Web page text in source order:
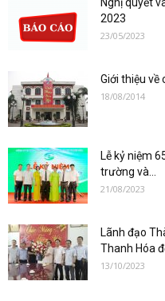
2023
23/05/2023
Giới thiệu về
18/08/2014
Lễ kỷ niệm
trường và...
21/08/2023
Lãnh đạo
Thanh Hóa
13/10/2023